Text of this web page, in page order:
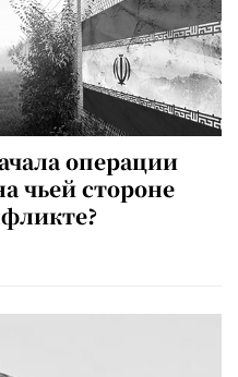
операции
чьей стороне